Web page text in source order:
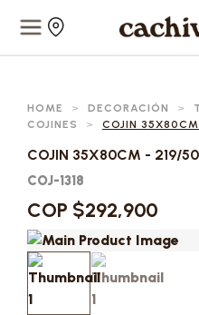
HOME > DECORACIÓN >
COJINES
> COJIN
COJIN 35X80CM - 219/
COJ-1318
COP $292,900